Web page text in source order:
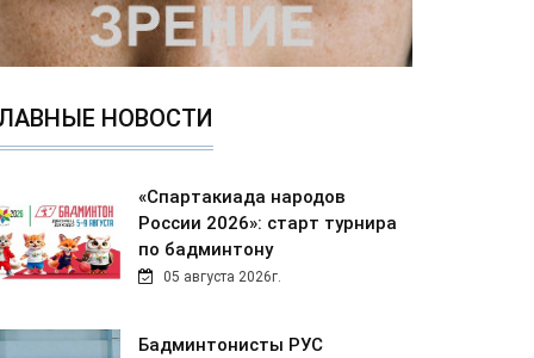
НОВОСТИ
«Спартакиада народов
России 2026»: старт турнира
по бадминтону
05 августа 2026г.
Бадминтонисты РУС